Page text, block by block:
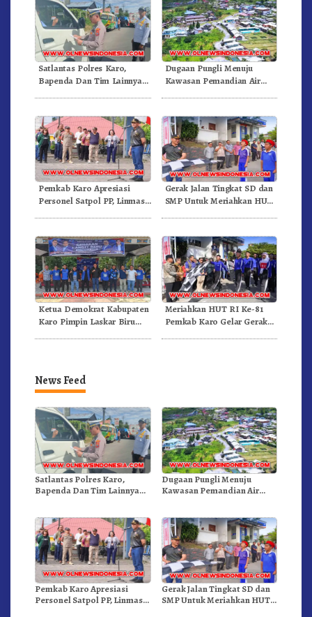
Satlantas Polres Karo,
Bapenda Dan Tim Lainnya
Dugaan Pungli Menuju
Kawasan Pemandian Air
Pemkab Karo Apresiasi
Personel Satpol PP, Linmas,
Gerak Jalan Tingkat SD dan
SMP Untuk Meriahkan HUT
Ketua Demokrat Kabupaten
Karo Pimpin Laskar Biru
Meriahkan HUT RI Ke-81
Pemkab Karo Gelar Gerak
News Feed
Satlantas Polres Karo,
Bapenda Dan Tim Lainnya
Dugaan Pungli Menuju
Kawasan Pemandian Air
Pemkab Karo Apresiasi
Personel Satpol PP, Linmas,
Gerak Jalan Tingkat SD dan
SMP Untuk Meriahkan HUT